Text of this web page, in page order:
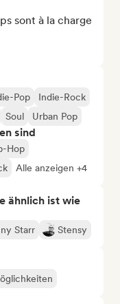
sont à la charge
Pop
Indie-Rock
Soul Urban Pop
sind
Hop
Alle anzeigen +4
ähnlich ist wie
Starr Stensy